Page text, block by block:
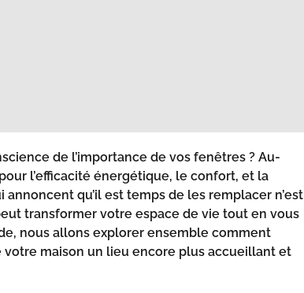
de l’importance de vos fenêtres ? Au-
l’efficacité énergétique, le confort, et la
qu’il est temps de les remplacer n’est
transformer votre espace de vie tout en vous
nous allons explorer ensemble comment
maison un lieu encore plus accueillant et